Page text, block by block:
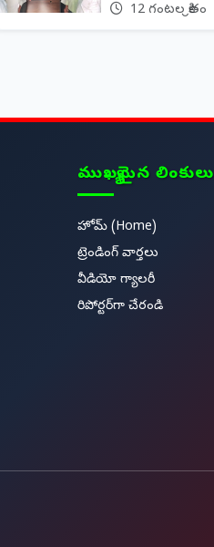
12 గంటల క్రితం
ముఖ్యమైన లింకులు
హోమ్ (Home)
ట్రెండింగ్ వార్తలు
వీడియో గ్యాలరీ
రిపోర్టర్‌గా చేరండి